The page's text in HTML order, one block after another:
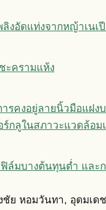
งอัดแท่งจากหญ้าเนเ
ะครามแห้ง
ารคงอยู่ลายนิ้วมือแฝง
ร์กลูในสภาวะแวดล้อ
ล์มบางต้นทุนต่ำ และ
ย หอมวันทา, อุดมเด